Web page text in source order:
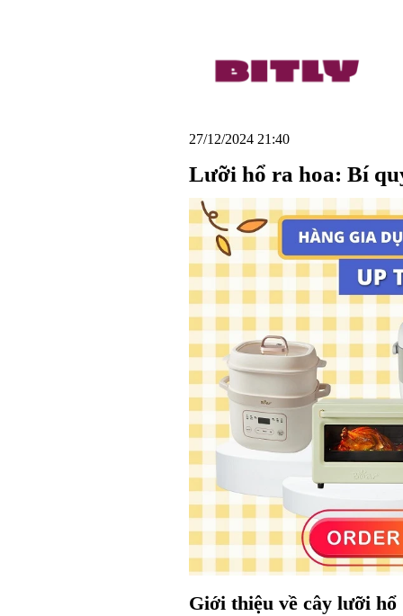
27/12/2024 21:40
Lưỡi hổ ra hoa: Bí
Giới thiệu về cây lưỡi hổ